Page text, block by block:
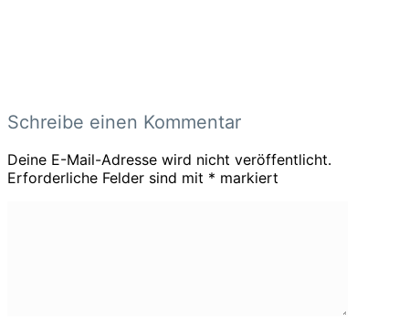
Schreibe einen Kommentar
Deine E-Mail-Adresse wird nicht veröffentlicht.
Erforderliche Felder sind mit * markiert